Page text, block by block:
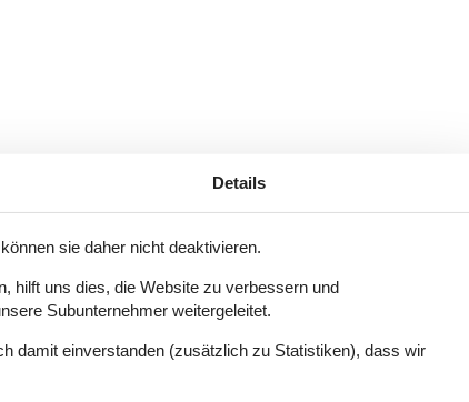
genau das privat vermietete Ferienhaus Esby finden
über die Möglichkeiten - einfach und sicher.
die Vorteile, die Sie bei der Buchung eines privat
Details
sie daher nicht deaktivieren.
hilft uns dies, die Website zu verbessern und
Subunternehmer weitergeleitet.
damit einverstanden (zusätzlich zu Statistiken), dass wir